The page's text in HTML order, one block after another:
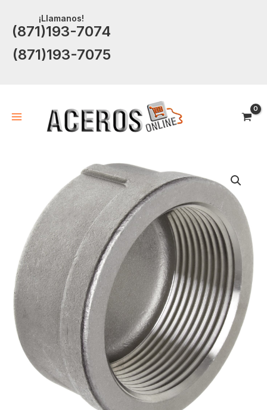
contenido
¡Llamanos!
(871)193-7074
(871)193-7075